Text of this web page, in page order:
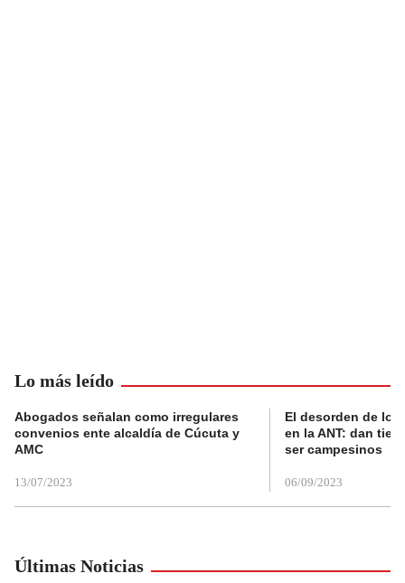
Lo más leído
Abogados señalan como irregulares
convenios ente alcaldía de Cúcuta y
AMC
13/07/2023
El desorden de
en la ANT: dan
ser campesinos
06/09/2023
Últimas Noticias